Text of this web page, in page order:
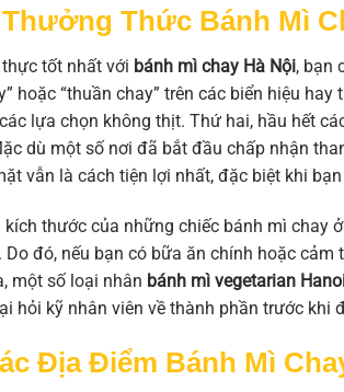
Thức Bánh Mì
tốt nhất với bánh mì chay Hà Nội, bạn
hoặc “thuần chay” trên các biển hiệu
lựa chọn không thịt. Thứ hai, hầu hết
dù một số nơi đã bắt đầu chấp nhận
vẫn là cách tiện lợi nhất, đặc biệt khi
thước của những chiếc bánh mì chay
Do đó, nếu bạn có bữa ăn chính hoặc
một số loại nhân bánh mì vegetarian
hỏi kỹ nhân viên về thành phần trước khi
Địa Điểm Bánh Mì